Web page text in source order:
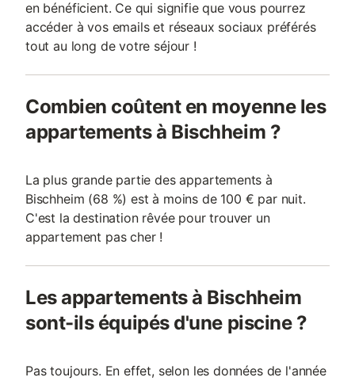
en bénéficient. Ce qui signifie que vous pourrez
accéder à vos emails et réseaux sociaux préférés
tout au long de votre séjour !
Combien coûtent en moyenne les
appartements à Bischheim ?
La plus grande partie des appartements à
Bischheim (68 %) est à moins de 100 € par nuit.
C'est la destination rêvée pour trouver un
appartement pas cher !
Les appartements à Bischheim
sont-ils équipés d'une piscine ?
Pas toujours. En effet, selon les données de l'année